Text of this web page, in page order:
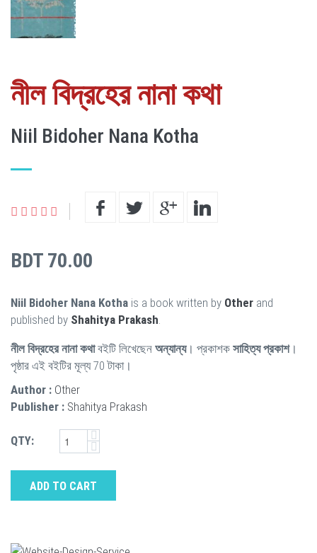
নীল বিদ্রহের নানা কথা
Niil Bidoher Nana Kotha
BDT 70.00
Niil Bidoher Nana Kotha is a book written by Other and
published by Shahitya Prakash
নীল বিদ্রহের নানা কথাবইটি লিখেছেন অন্যান্য। প্রকাশক সাহিত্য প্রকাশ।
পৃষ্ঠার এই বইটির মূল্য 70 টাকা।
Author : Other
Publisher : Shahitya Prakash
QTY:
ADD TO CART